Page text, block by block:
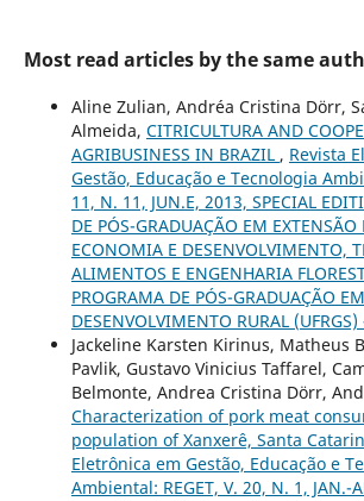
Most read articles by the same
Aline Zulian, Andréa Cristina Dörr,
Almeida, CITRICULTURA AND
AGRIBUSINESS IN BRAZIL , Revista
Gestão, Educação e Tecnologia
11, N. 11, JUN.E, 2013, SPECIAL
DE PÓS-GRADUAÇÃO EM EXTENSÃO
ECONOMIA E DESENVOLVIMENTO,
ALIMENTOS E ENGENHARIA
PROGRAMA DE PÓS-GRADUAÇÃO EM
DESENVOLVIMENTO RURAL (UFRGS)
Jackeline Karsten Kirinus, Matheus
Pavlik, Gustavo Vinicius Taffarel,
Belmonte, Andrea Cristina Dörr,
Characterization of pork meat
population of Xanxerê, Santa
Eletrônica em Gestão, Educação e
Ambiental: REGET, V. 20, N. 1, JAN.-